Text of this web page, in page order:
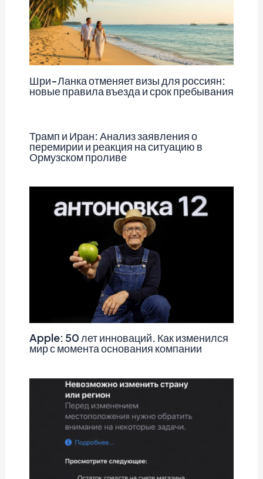
Шри-Ланка отменяет визы для россиян:
новые правила въезда и срок пребывания
Трамп и Иран: Анализ заявления о
перемирии и реакция на ситуацию в
Ормузском проливе
Apple: 50 лет инноваций. Как изменился
мир с момента основания компании